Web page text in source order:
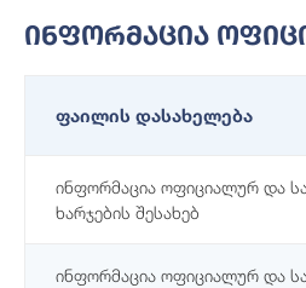
Ინფორმაცია
ფაილის დასახელება
ინფორმაცია ოფიციალურ და
ხარჯების შესახებ
ინფორმაცია ოფიციალურ და